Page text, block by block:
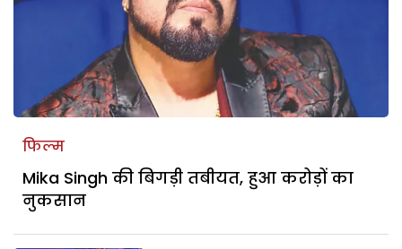
फिल्म
Mika Singh की बिगड़ी तबीयत, हुआ करोड़ों का
नुकसान